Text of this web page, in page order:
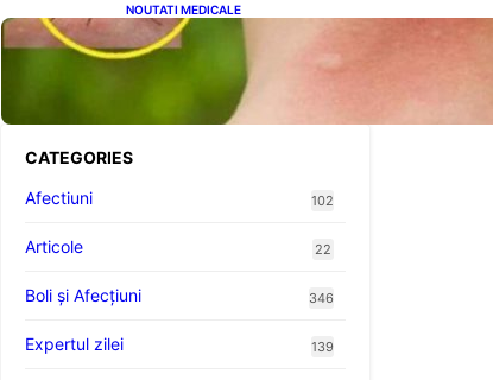
NOUTATI MEDICALE
Cum bacteriile pielii
influențează atracția
țânțarilor: O nouă viziune
asupra alegerii victimelor
CATEGORIES
Afectiuni
102
Articole 22
Boli și Afecțiuni 346
Expertul zilei 139